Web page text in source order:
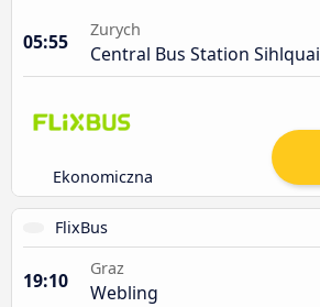
05:55
Zurych
Central Bus Station Sihlquai
Ekonomiczna
FlixBus
19:10
Graz
Webling